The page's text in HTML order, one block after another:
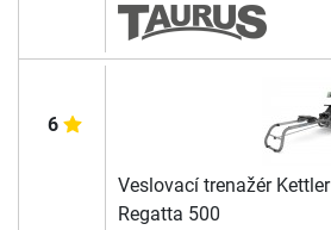
6
Veslovací trenažér Kettler
Regatta 500